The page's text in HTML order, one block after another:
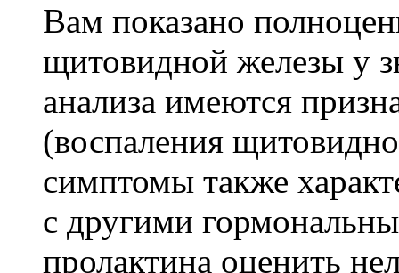
Вам показано
щитовидной железы у
анализа имеются
(воспаления
симптомы также
с другими
пролактина оценить